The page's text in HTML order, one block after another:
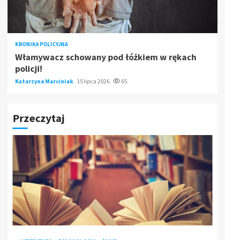
KRONIKA POLICYJNA
Włamywacz schowany pod łóżkiem w rękach
policji!
Katarzyna Marciniak 15 lipca 2026 65
Przeczytaj